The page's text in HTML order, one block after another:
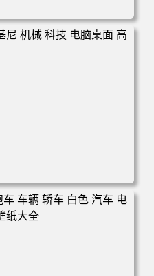
戏 电脑桌面 高清壁纸 壁纸
械 科技 电脑桌面 高清壁纸